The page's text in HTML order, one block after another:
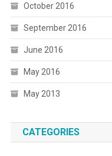
October 2016
September 2016
June 2016
May 2016
May 2013
CATEGORIES